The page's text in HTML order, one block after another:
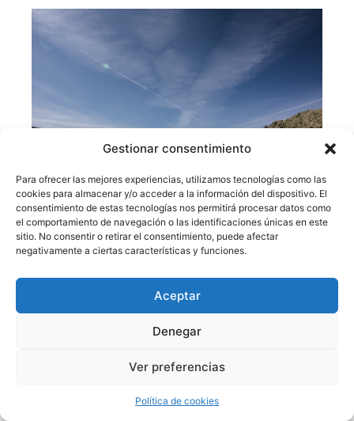
Gestionar consentimiento
Para ofrecer las mejores experiencias, utilizamos tecnologías como las
cookies para almacenar y/o acceder a la información del dispositivo. El
consentimiento de estas tecnologías nos permitirá procesar datos como
el comportamiento de navegación o las identificaciones únicas en este
sitio. No consentir o retirar el consentimiento, puede afectar
negativamente a ciertas características y funciones.
Aceptar
Denegar
Ver preferencias
Política de cookies
Collado entre el Morezón y el Risco del Fraile.